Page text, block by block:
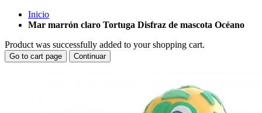
Inicio
Mar marrón claro Tortuga Disfraz de mascota Océano
Product was successfully added to your shopping cart.
Go to cart page Continuar